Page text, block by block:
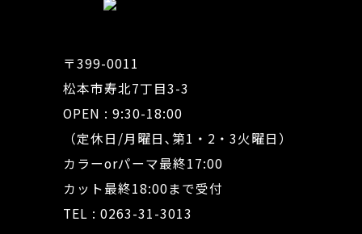
〒399-0011
松本市寿北7丁目3-3
OPEN : 9:30-18:00
（定休日/月曜日､第1・2・3火曜日）
カラーorパーマ最終17:00
カット最終18:00まで受付
TEL : 0263-31-3013